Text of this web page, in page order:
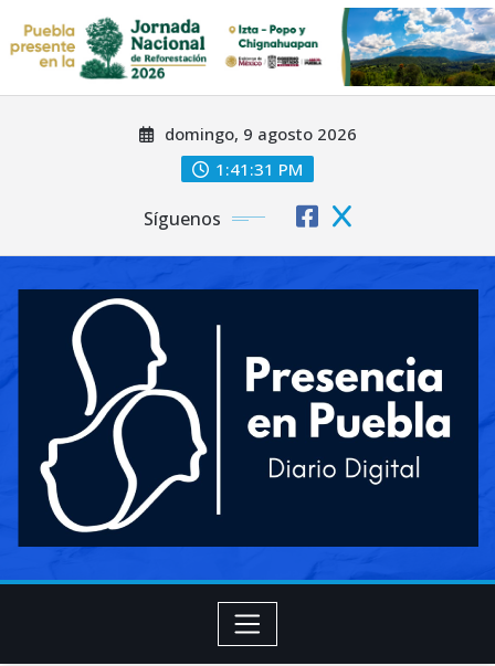
domingo, 9 agosto 2026
1:41:33 PM
Síguenos